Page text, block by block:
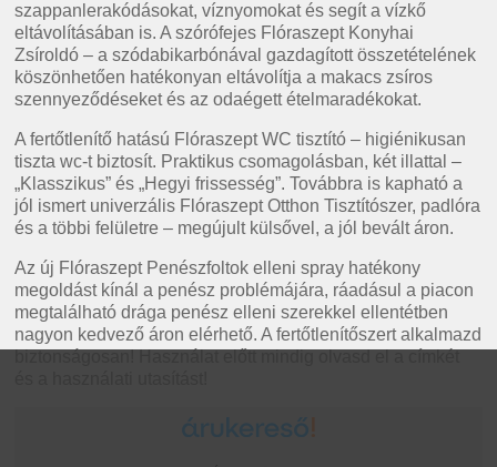
szappanlerakódásokat, víznyomokat és segít a vízkő
eltávolításában is. A szórófejes Flóraszept Konyhai
Zsíroldó – a szódabikarbónával gazdagított összetételének
köszönhetően hatékonyan eltávolítja a makacs zsíros
szennyeződéseket és az odaégett ételmaradékokat.
A fertőtlenítő hatású Flóraszept WC tisztító – higiénikusan
tiszta wc-t biztosít. Praktikus csomagolásban, két illattal –
„Klasszikus” és „Hegyi frissesség”. Továbbra is kapható a
jól ismert univerzális Flóraszept Otthon Tisztítószer, padlóra
és a többi felületre – megújult külsővel, a jól bevált áron.
Az új Flóraszept Penészfoltok elleni spray hatékony
megoldást kínál a penész problémájára, ráadásul a piacon
megtalálható drága penész elleni szerekkel ellentétben
nagyon kedvező áron elérhető. A fertőtlenítőszert alkalmazd